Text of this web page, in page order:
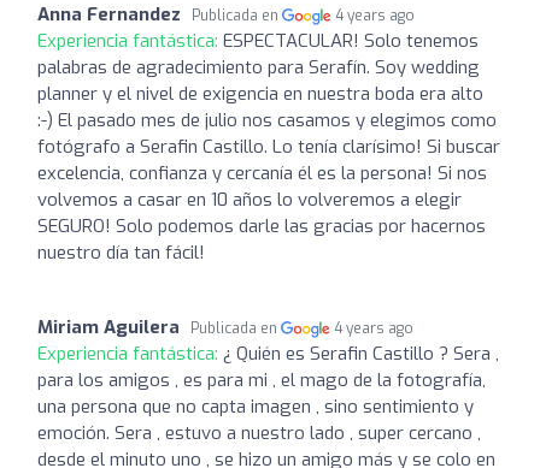
Anna Fernandez Publicada en 4 years ago
Experiencia fantástica: ESPECTACULAR! Solo tenemos
palabras de agradecimiento para Serafín. Soy wedding
planner y el nivel de exigencia en nuestra boda era alto
:-) El pasado mes de julio nos casamos y elegimos como
fotógrafo a Serafin Castillo. Lo tenía clarísimo! Si buscar
excelencia, confianza y cercanía él es la persona! Si nos
volvemos a casar en 10 años lo volveremos a elegir
SEGURO! Solo podemos darle las gracias por hacernos
nuestro día tan fácil!
Miriam Aguilera Publicada en 4 years ago
Experiencia fantástica: ¿ Quién es Serafin Castillo ? Sera ,
para los amigos , es para mi , el mago de la fotografía,
una persona que no capta imagen , sino sentimiento y
emoción. Sera , estuvo a nuestro lado , super cercano ,
desde el minuto uno , se hizo un amigo más y se colo en